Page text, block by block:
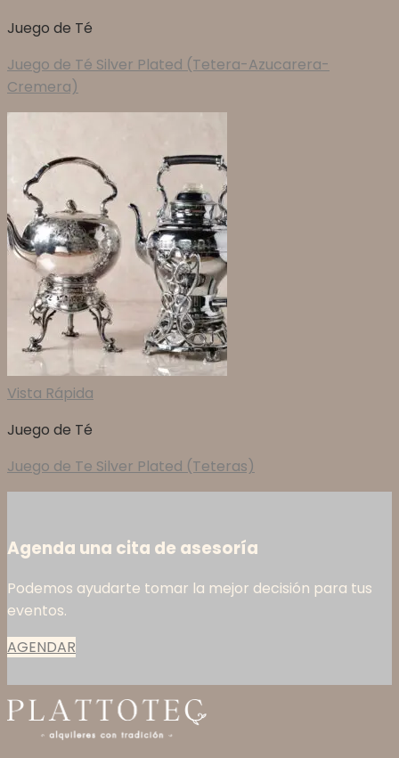
Juego de Té
Juego de Té Silver Plated (Tetera-Azucarera-
Cremera)
Vista Rápida
Juego de Té
Juego de Te Silver Plated (Teteras)
Agenda una cita de asesoría
Podemos ayudarte tomar la mejor decisión para tus
eventos.
AGENDAR